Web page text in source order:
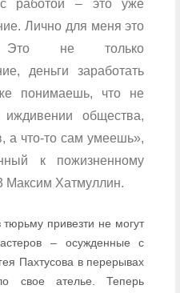
работой – это уже
Лично для меня это
Это не только
деньги заработать
понимаешь, что не
общества,
а что-то сам умеешь»,
к пожизненному
Максим Хатмуллин.
привезти не могут
– осужденные с
Пахтусова в перерывах
свое ателье. Теперь